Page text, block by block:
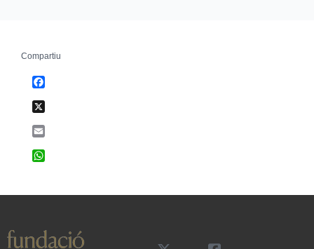
Compartiu